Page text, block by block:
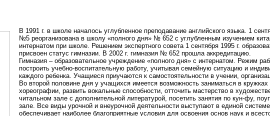
В 1991 г. в школе началось углубленное преподавание английского языка. 1
№5 реорганизована в школу «полного дня» № 652 с углубленным изучением
интернатом при школе. Решением экспертного совета 1 сентября 1995 г.
присвоен статус гимназии. В 2002 г. гимназия № 652 прошла аккредитацию.
Гимназия – образовательное учреждение «полного дня» с интернатом. Режим
построить учебно-воспитательную работу, учитывая семейную ситуацию и
каждого ребенка. Учащиеся приучаются к самостоятельности в учении,
Во второй половине дня у учащихся имеется возможность заниматься в кружках
хореографии, развить вокальные способности, отточить мастерство в
читальном зале с дополнительной литературой, посетить занятия по кун-фу,
зале. Все виды урочной и внеурочной деятельности выступают в единой
обеспечивает наиболее благоприятные условия для освоения основ наук и